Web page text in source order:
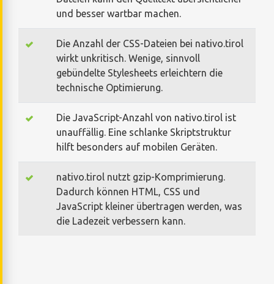
und besser wartbar machen.
Die Anzahl der CSS-Dateien bei nativo.tirol
wirkt unkritisch. Wenige, sinnvoll
gebündelte Stylesheets erleichtern die
technische Optimierung.
Die JavaScript-Anzahl von nativo.tirol ist
unauffällig. Eine schlanke Skriptstruktur
hilft besonders auf mobilen Geräten.
nativo.tirol nutzt gzip-Komprimierung.
Dadurch können HTML, CSS und
JavaScript kleiner übertragen werden, was
die Ladezeit verbessern kann.